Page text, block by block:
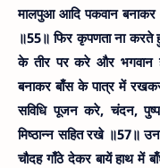
मालपुआ आदि पकवान
॥55॥ फिर कृपणता ना करते
के तीर पर करे और भगवान
बनाकर बाँस के पात्र में
सविधि पूजन करे, चंदन,
मिष्ठान्न सहित रखे ॥57॥
चौदह गाँठे देकर बायें हाथ में